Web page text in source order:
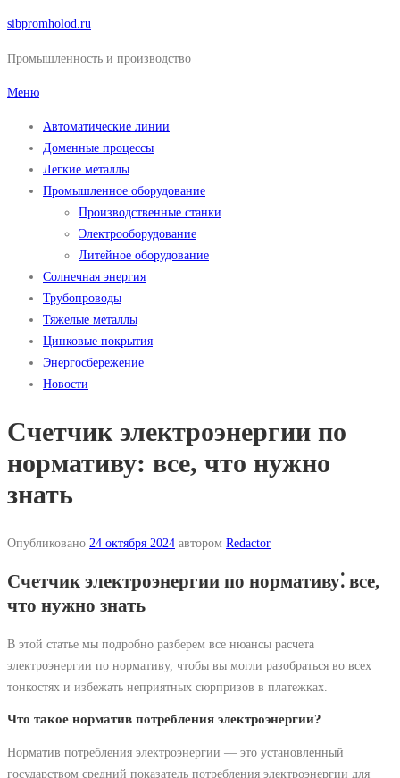
Перейти
содержимому
sibpromholod.ru
Промышленность и производство
Меню
Автоматические линии
Доменные процессы
Легкие металлы
Промышленное оборудование
Производственные станки
Электрооборудование
Литейное оборудование
Солнечная энергия
Трубопроводы
Тяжелые металлы
Цинковые покрытия
Энергосбережение
Новости
Счетчик электроэнергии по
нормативу: все, что нужно
знать
Опубликовано 24 октября 2024 автором Redactor
Счетчик электроэнергии по нормативу⁚ все,
что нужно знать
В этой статье мы подробно разберем все нюансы расчета
электроэнергии по нормативу, чтобы вы могли разобраться во всех
тонкостях и избежать неприятных сюрпризов в платежках.
Что такое норматив потребления электроэнергии?
Норматив потребления электроэнергии ― это установленный
государством средний показатель потребления электроэнергии для